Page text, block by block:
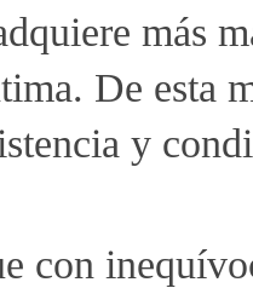
más
De esta
y
con